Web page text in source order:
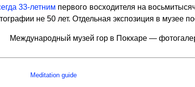
33-летним первого восходителя на
не 50 лет. Отдельная экспозиция в музее
Международный музей гор в Покхаре —
Meditation guide